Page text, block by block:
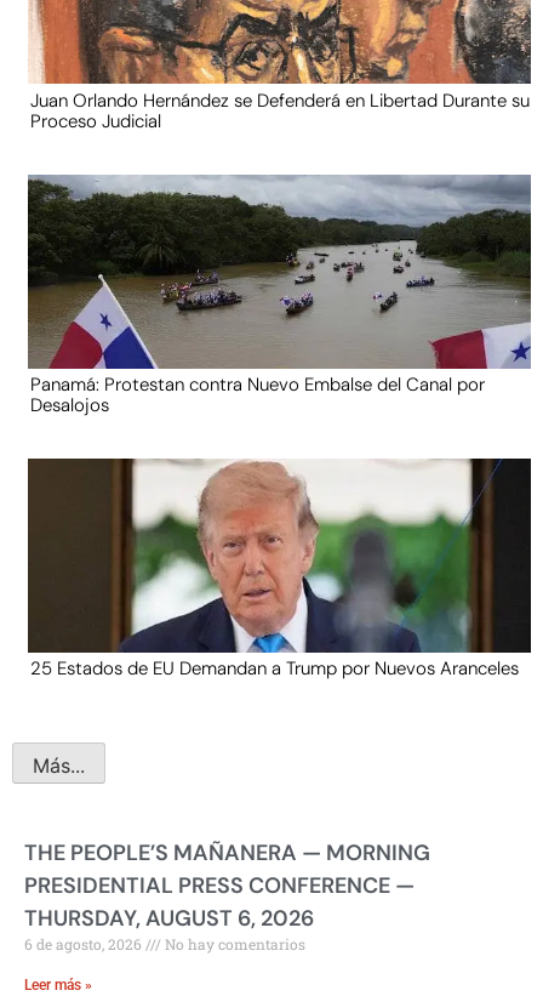
Juan Orlando Hernández se Defenderá en Libertad Durante su
Proceso Judicial
Panamá: Protestan contra Nuevo Embalse del Canal por
Desalojos
25 Estados de EU Demandan a Trump por Nuevos Aranceles
Más...
THE PEOPLE’S MAÑANERA — MORNING
PRESIDENTIAL PRESS CONFERENCE —
THURSDAY, AUGUST 6, 2026
6 de agosto, 2026 No hay comentarios
Leer más »